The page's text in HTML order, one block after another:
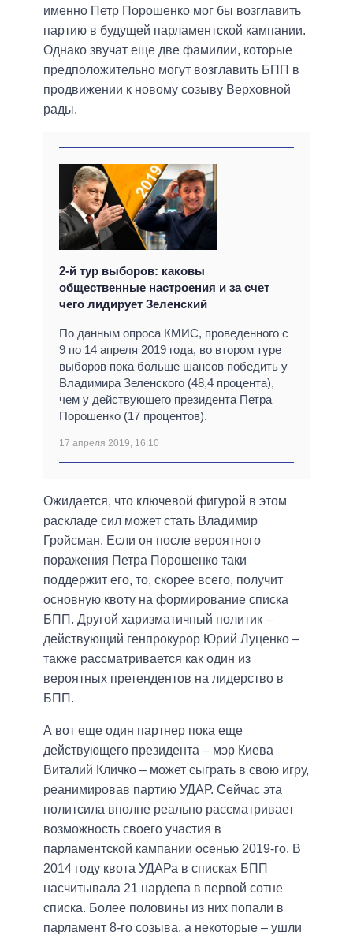
именно Петр Порошенко мог бы возглавить
партию в будущей парламентской кампании.
Однако звучат еще две фамилии, которые
предположительно могут возглавить БПП в
продвижении к новому созыву Верховной
рады.
2-й тур выборов: каковы
общественные настроения и за счет
чего лидирует Зеленский
По данным опроса КМИС, проведенного с
9 по 14 апреля 2019 года, во втором туре
выборов пока больше шансов победить у
Владимира Зеленского (48,4 процента),
чем у действующего президента Петра
Порошенко (17 процентов).
17 апреля 2019, 16:10
Ожидается, что ключевой фигурой в этом
раскладе сил может стать Владимир
Гройсман. Если он после вероятного
поражения Петра Порошенко таки
поддержит его, то, скорее всего, получит
основную квоту на формирование списка
БПП. Другой харизматичный политик –
действующий генпрокурор Юрий Луценко –
также рассматривается как один из
вероятных претендентов на лидерство в
БПП.
А вот еще один партнер пока еще
действующего президента – мэр Киева
Виталий Кличко – может сыграть в свою игру,
реанимировав партию УДАР. Сейчас эта
политсила вполне реально рассматривает
возможность своего участия в
парламентской кампании осенью 2019-го. В
2014 году квота УДАРа в списках БПП
насчитывала 21 нардепа в первой сотне
списка. Более половины из них попали в
парламент 8-го созыва, а некоторые – ушли